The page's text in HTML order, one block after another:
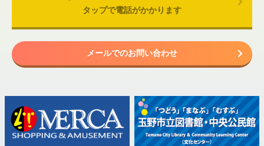
タップで電話がかかります
メールでのお問い合わせ